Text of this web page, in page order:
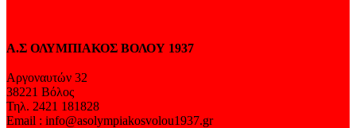
Α.Σ ΟΛΥΜΠΙΑΚΟΣ ΒΟΛΟΥ 1937
Αργοναυτών 32
38221 Βόλος
Τηλ. 2421 181828
Email : info@asolympiakosvolou1937.gr